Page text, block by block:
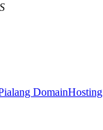
DomainHosting